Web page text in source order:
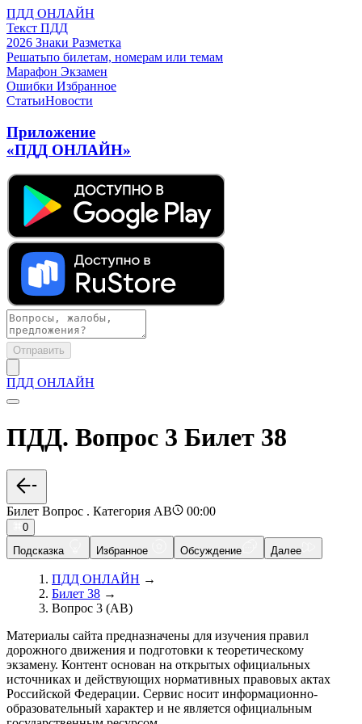
ПДД ОНЛАЙН
Текст ПДД
2026 Знаки Разметка
Решатьпо билетам, номерам или темам
Марафон Экзамен
Ошибки Избранное
СтатьиНовости
Приложение
«ПДД ОНЛАЙН»
Отправить
ПДД ОНЛАЙН
ПДД. Вопрос 3 Билет 38
Билет Вопрос . Категория AB 00:00
0
Подсказка
Избранное Обсуждение Далее
ПДД ОНЛАЙН →
Билет 38 →
Вопрос 3 (AB)
Материалы сайта предназначены для изучения правил
дорожного движения и подготовки к теоретическому
экзамену. Контент основан на открытых официальных
источниках и действующих нормативных правовых актах
Российской Федерации. Сервис носит информационно-
образовательный характер и не является официальным